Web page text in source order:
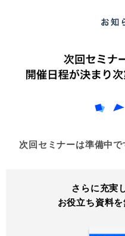
次回セミナーは準備中で
さらに充実
お役立ち資料